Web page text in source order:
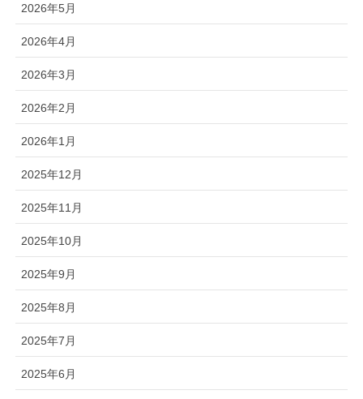
2026年5月
2026年4月
2026年3月
2026年2月
2026年1月
2025年12月
2025年11月
2025年10月
2025年9月
2025年8月
2025年7月
2025年6月